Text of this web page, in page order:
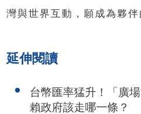
灣與世界互動，願成為夥伴
延伸閱讀
台幣匯率猛升！「廣
賴政府該走哪一條？